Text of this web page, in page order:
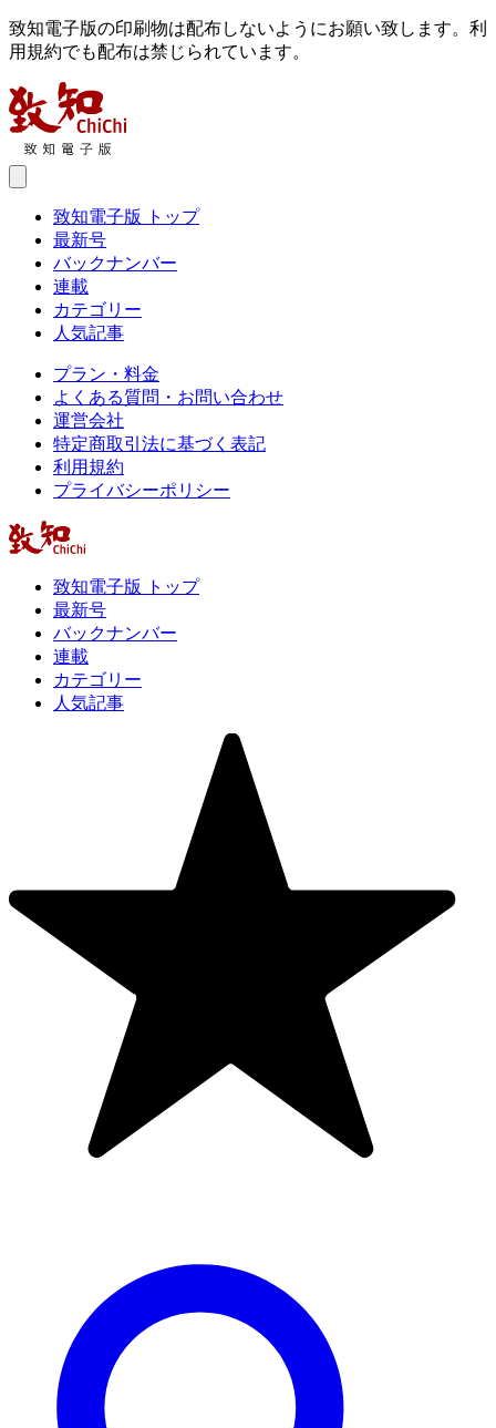
致知電子版の印刷物は配布しないようにお願い致します。利
用規約でも配布は禁じられています。
致知電子版 トップ
最新号
バックナンバー
連載
カテゴリー
人気記事
プラン・料金
よくある質問・お問い合わせ
運営会社
特定商取引法に基づく表記
利用規約
プライバシーポリシー
致知電子版 トップ
最新号
バックナンバー
連載
カテゴリー
人気記事